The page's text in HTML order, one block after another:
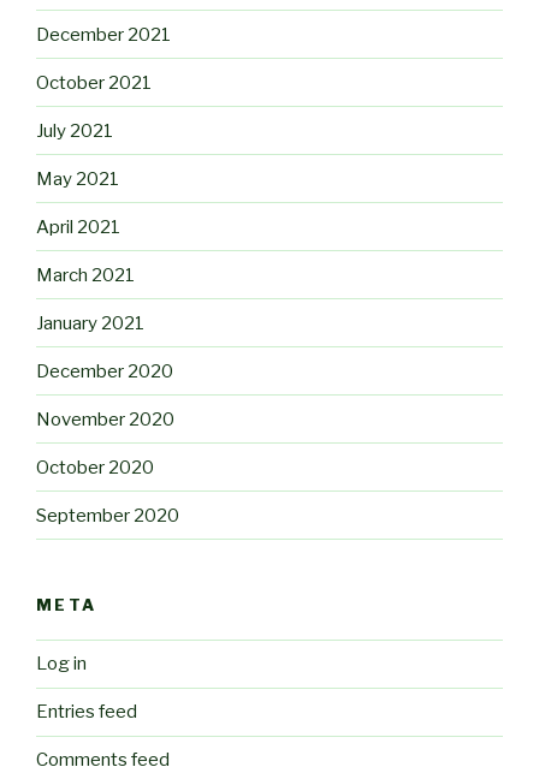
December 2021
October 2021
July 2021
May 2021
April 2021
March 2021
January 2021
December 2020
November 2020
October 2020
September 2020
META
Log in
Entries feed
Comments feed